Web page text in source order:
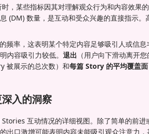
，某些指标因其对理解观众行为和内容效果的
(DM) 数量，是互动和受众兴趣的直接指示
频率，这表明某个特定内容足够吸引人或信息
内容吸引力较低。 退出 （用户向下滑动离开
被展示的总次数）和每篇 Story 的平均覆盖面
入的洞察
互动情况的详细视图。除了简单的前
出口激增可能表明内容未能吸引观众注意力